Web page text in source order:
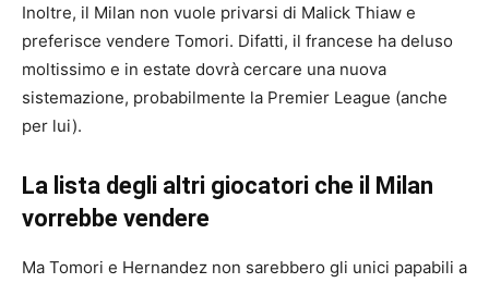
Inoltre, il Milan non vuole privarsi di Malick Thiaw e
preferisce vendere Tomori. Difatti, il francese ha deluso
moltissimo e in estate dovrà cercare una nuova
sistemazione, probabilmente la Premier League (anche
per lui).
La lista degli altri giocatori che il Milan
vorrebbe vendere
Ma Tomori e Hernandez non sarebbero gli unici papabili a